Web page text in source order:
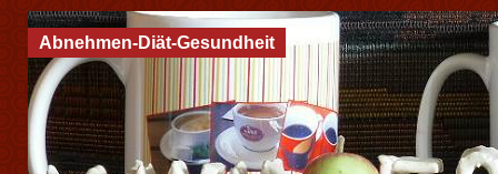
Abnehmen-Diät-Gesundheit